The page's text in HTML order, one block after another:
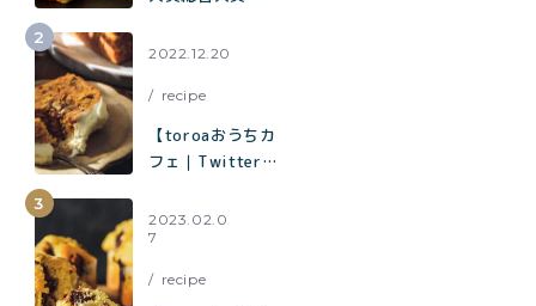
の催事に出店中。
2022.12.20
recipe
【toroaおうちカ
フェ｜Twitterで
題】混ぜて焼くだ
けでお店の味「キ
の作り方
2023.02.0
7
recipe